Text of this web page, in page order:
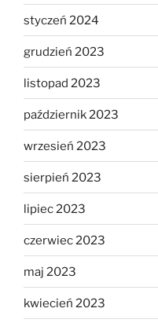
styczeń 2024
grudzień 2023
listopad 2023
październik 2023
wrzesień 2023
sierpień 2023
lipiec 2023
czerwiec 2023
maj 2023
kwiecień 2023